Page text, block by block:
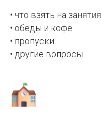
• что взять на занятия
• обеды и кофе
• пропуски
• другие вопросы